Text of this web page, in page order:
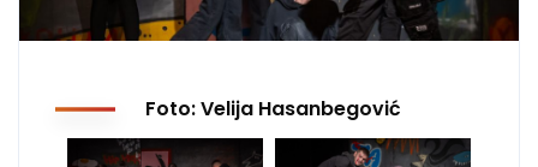
Foto: Velija Hasanbegović